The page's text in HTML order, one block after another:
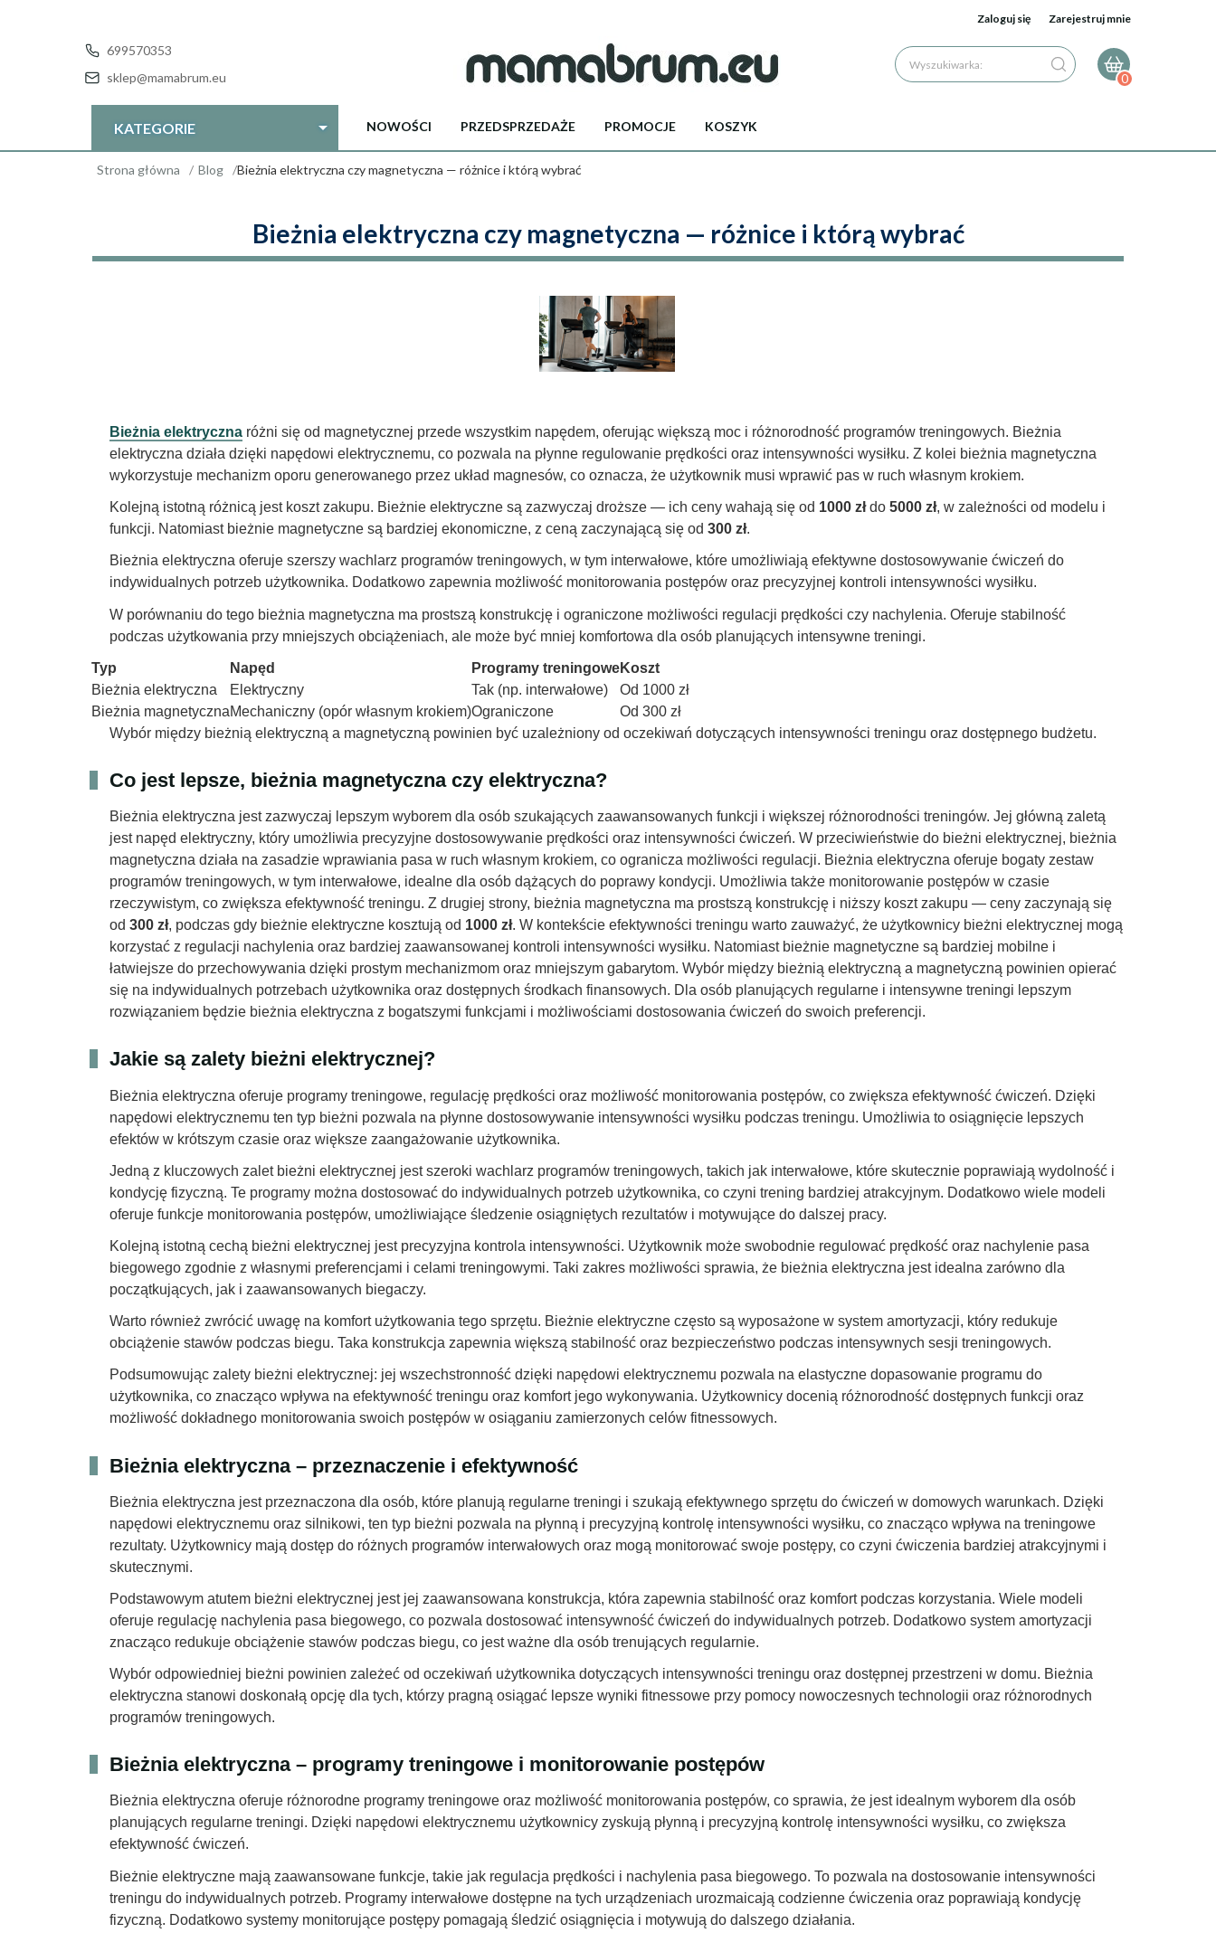
Zaloguj się Zarejestruj mnie
699570353
sklep@mamabrum.eu
Wyszukiwarka:
0
KATEGORIE NOWOŚCI PRZEDSPRZEDAŻE PROMOCJE KOSZYK
Strona główna Blog Bieżnia elektryczna czy magnetyczna — różnice i którą wybrać
Bieżnia elektryczna czy magnetyczna — różnice i którą wybrać
Bieżnia elektryczna różni się od magnetycznej przede wszystkim napędem, oferując większą moc i różnorodność programów treningowych. Bieżnia
elektryczna działa dzięki napędowi elektrycznemu, co pozwala na płynne regulowanie prędkości oraz intensywności wysiłku. Z kolei bieżnia magnetyczna
wykorzystuje mechanizm oporu generowanego przez układ magnesów, co oznacza, że użytkownik musi wprawić pas w ruch własnym krokiem.
Kolejną istotną różnicą jest koszt zakupu. Bieżnie elektryczne są zazwyczaj droższe — ich ceny wahają się od 1000 złdo 5000 zł, w zależności od modelu i
funkcji. Natomiast bieżnie magnetyczne są bardziej ekonomiczne, z ceną zaczynającą się od 300 zł.
Bieżnia elektryczna oferuje szerszy wachlarz programów treningowych, w tym interwałowe, które umożliwiają efektywne dostosowywanie ćwiczeń do
indywidualnych potrzeb użytkownika. Dodatkowo zapewnia możliwość monitorowania postępów oraz precyzyjnej kontroli intensywności wysiłku.
W porównaniu do tego bieżnia magnetyczna ma prostszą konstrukcję i ograniczone możliwości regulacji prędkości czy nachylenia. Oferuje stabilność
podczas użytkowania przy mniejszych obciążeniach, ale może być mniej komfortowa dla osób planujących intensywne treningi.
Typ Napęd Programy treningoweKoszt
Bieżnia elektryczna
Elektryczny Tak (np. interwałowe)
Od 1000 zł
Bieżnia magnetycznaMechaniczny (opór własnym krokiem)Ograniczone
Od 300 zł
Wybór między bieżnią elektryczną a magnetyczną powinien być uzależniony od oczekiwań dotyczących intensywności treningu oraz dostępnego budżetu.
Co jest lepsze, bieżnia magnetyczna czy elektryczna?
Bieżnia elektryczna jest zazwyczaj lepszym wyborem dla osób szukających zaawansowanych funkcji i większej różnorodności treningów. Jej główną zaletą
jest napęd elektryczny, który umożliwia precyzyjne dostosowywanie prędkości oraz intensywności ćwiczeń. W przeciwieństwie do bieżni elektrycznej, bieżnia
magnetyczna działa na zasadzie wprawiania pasa w ruch własnym krokiem, co ogranicza możliwości regulacji. Bieżnia elektryczna oferuje bogaty zestaw
programów treningowych, w tym interwałowe, idealne dla osób dążących do poprawy kondycji. Umożliwia także monitorowanie postępów w czasie
rzeczywistym, co zwiększa efektywność treningu. Z drugiej strony, bieżnia magnetyczna ma prostszą konstrukcję i niższy koszt zakupu — ceny zaczynają się
od 300 zł, podczas gdy bieżnie elektryczne kosztują od 1000 zł. W kontekście efektywności treningu warto zauważyć, że użytkownicy bieżni elektrycznej mogą
korzystać z regulacji nachylenia oraz bardziej zaawansowanej kontroli intensywności wysiłku. Natomiast bieżnie magnetyczne są bardziej mobilne i
łatwiejsze do przechowywania dzięki prostym mechanizmom oraz mniejszym gabarytom. Wybór między bieżnią elektryczną a magnetyczną powinien opierać
się na indywidualnych potrzebach użytkownika oraz dostępnych środkach finansowych. Dla osób planujących regularne i intensywne treningi lepszym
rozwiązaniem będzie bieżnia elektryczna z bogatszymi funkcjami i możliwościami dostosowania ćwiczeń do swoich preferencji.
Jakie są zalety bieżni elektrycznej?
Bieżnia elektryczna oferuje programy treningowe, regulację prędkości oraz możliwość monitorowania postępów, co zwiększa efektywność ćwiczeń. Dzięki
napędowi elektrycznemu ten typ bieżni pozwala na płynne dostosowywanie intensywności wysiłku podczas treningu. Umożliwia to osiągnięcie lepszych
efektów w krótszym czasie oraz większe zaangażowanie użytkownika.
Jedną z kluczowych zalet bieżni elektrycznej jest szeroki wachlarz programów treningowych, takich jak interwałowe, które skutecznie poprawiają wydolność i
kondycję fizyczną. Te programy można dostosować do indywidualnych potrzeb użytkownika, co czyni trening bardziej atrakcyjnym. Dodatkowo wiele modeli
oferuje funkcje monitorowania postępów, umożliwiające śledzenie osiągniętych rezultatów i motywujące do dalszej pracy.
Kolejną istotną cechą bieżni elektrycznej jest precyzyjna kontrola intensywności. Użytkownik może swobodnie regulować prędkość oraz nachylenie pasa
biegowego zgodnie z własnymi preferencjami i celami treningowymi. Taki zakres możliwości sprawia, że bieżnia elektryczna jest idealna zarówno dla
początkujących, jak i zaawansowanych biegaczy.
Warto również zwrócić uwagę na komfort użytkowania tego sprzętu. Bieżnie elektryczne często są wyposażone w system amortyzacji, który redukuje
obciążenie stawów podczas biegu. Taka konstrukcja zapewnia większą stabilność oraz bezpieczeństwo podczas intensywnych sesji treningowych.
Podsumowując zalety bieżni elektrycznej: jej wszechstronność dzięki napędowi elektrycznemu pozwala na elastyczne dopasowanie programu do
użytkownika, co znacząco wpływa na efektywność treningu oraz komfort jego wykonywania. Użytkownicy docenią różnorodność dostępnych funkcji oraz
możliwość dokładnego monitorowania swoich postępów w osiąganiu zamierzonych celów fitnessowych.
Bieżnia elektryczna – przeznaczenie i efektywność
Bieżnia elektryczna jest przeznaczona dla osób, które planują regularne treningi i szukają efektywnego sprzętu do ćwiczeń w domowych warunkach. Dzięki
napędowi elektrycznemu oraz silnikowi, ten typ bieżni pozwala na płynną i precyzyjną kontrolę intensywności wysiłku, co znacząco wpływa na treningowe
rezultaty. Użytkownicy mają dostęp do różnych programów interwałowych oraz mogą monitorować swoje postępy, co czyni ćwiczenia bardziej atrakcyjnymi i
skutecznymi.
Podstawowym atutem bieżni elektrycznej jest jej zaawansowana konstrukcja, która zapewnia stabilność oraz komfort podczas korzystania. Wiele modeli
oferuje regulację nachylenia pasa biegowego, co pozwala dostosować intensywność ćwiczeń do indywidualnych potrzeb. Dodatkowo system amortyzacji
znacząco redukuje obciążenie stawów podczas biegu, co jest ważne dla osób trenujących regularnie.
Wybór odpowiedniej bieżni powinien zależeć od oczekiwań użytkownika dotyczących intensywności treningu oraz dostępnej przestrzeni w domu. Bieżnia
elektryczna stanowi doskonałą opcję dla tych, którzy pragną osiągać lepsze wyniki fitnessowe przy pomocy nowoczesnych technologii oraz różnorodnych
programów treningowych.
Bieżnia elektryczna – programy treningowe i monitorowanie postępów
Bieżnia elektryczna oferuje różnorodne programy treningowe oraz możliwość monitorowania postępów, co sprawia, że jest idealnym wyborem dla osób
planujących regularne treningi. Dzięki napędowi elektrycznemu użytkownicy zyskują płynną i precyzyjną kontrolę intensywności wysiłku, co zwiększa
efektywność ćwiczeń.
Bieżnie elektryczne mają zaawansowane funkcje, takie jak regulacja prędkości i nachylenia pasa biegowego. To pozwala na dostosowanie intensywności
treningu do indywidualnych potrzeb. Programy interwałowe dostępne na tych urządzeniach urozmaicają codzienne ćwiczenia oraz poprawiają kondycję
fizyczną. Dodatkowo systemy monitorujące postępy pomagają śledzić osiągnięcia i motywują do dalszego działania.